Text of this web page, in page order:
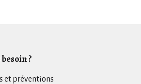
?
et préventions